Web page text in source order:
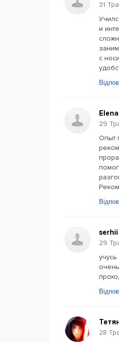
31
и
с
Elena
29
Опыт
serhii
29
28